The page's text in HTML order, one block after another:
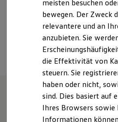
Laden unterwegs
Laden Zuhause
Ladestationen
Batterie
Sicherheit
Garantie und
Nachhaltigkeit
Technologie
Kosten und Kauf
Verbrauchskosten
Kaufoptionen
E-Auto-Förderung
Software und
+49 451 289930
Unsere
meisten besuchen
bewegen. Der Zweck
relevantere und an
anzubieten. Sie
die Effektivität von
steuern. Sie
haben oder nicht,
sind. Dies basiert auf
Ihres Browsers
Informationen